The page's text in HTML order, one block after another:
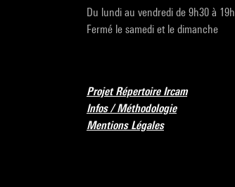
Du lundi au vendredi de 9h30 à 19h
Fermé le samedi et le dimanche
Projet Répertoire Ircam
Infos / Méthodologie
Mentions Légales